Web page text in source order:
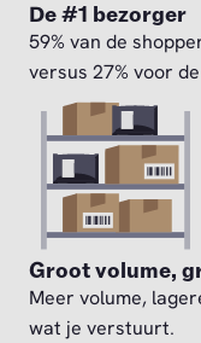
De #1 bezorger
59% van de
versus 27% voor
Groot volume,
Meer volume,
wat je verstuurt.